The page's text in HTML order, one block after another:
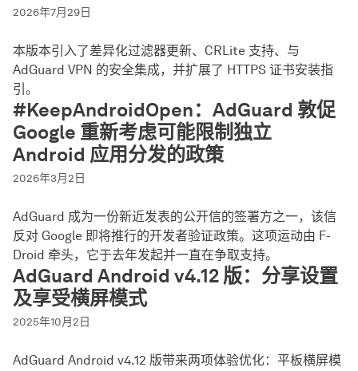
2026年7月29日
本版本引入了差异化过滤器更新、CRLite 支持、与
AdGuard VPN 的安全集成，并扩展了 HTTPS 证书安装指
引。
#KeepAndroidOpen：AdGuard 敦促
Google 重新考虑可能限制独立
Android 应用分发的政策
2026年3月2日
AdGuard 成为一份新近发表的公开信的签署方之一，该信
反对 Google 即将推行的开发者验证政策。这项运动由 F-
Droid 牵头，它于去年发起并一直在争取支持。
AdGuard Android v4.12 版：分享设置
及享受横屏模式
2025年10月2日
AdGuard Android v4.12 版带来两项体验优化：平板横屏模